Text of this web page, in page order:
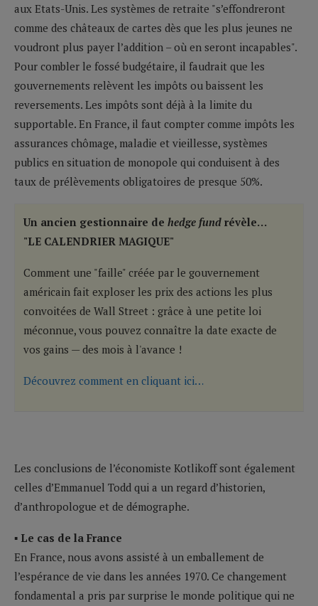
aux Etats-Unis. Les systèmes de retraite "s’effondreront
comme des châteaux de cartes dès que les plus jeunes ne
voudront plus payer l’addition – où en seront incapables".
Pour combler le fossé budgétaire, il faudrait que les
gouvernements relèvent les impôts ou baissent les
reversements. Les impôts sont déjà à la limite du
supportable. En France, il faut compter comme impôts les
assurances chômage, maladie et vieillesse, systèmes
publics en situation de monopole qui conduisent à des
taux de prélèvements obligatoires de presque 50%.
Un ancien gestionnaire de hedge fund révèle…
"LE CALENDRIER MAGIQUE"
Comment une "faille" créée par le gouvernement
américain fait exploser les prix des actions les plus
convoitées de Wall Street : grâce à une petite loi
méconnue, vous pouvez connaître la date exacte de
vos gains — des mois à l'avance !
Découvrez comment en cliquant ici…
Les conclusions de l’économiste Kotlikoff sont également
celles d’Emmanuel Todd qui a un regard d’historien,
d’anthropologue et de démographe.
▪ Le cas de la France
En France, nous avons assisté à un emballement de
l’espérance de vie dans les années 1970. Ce changement
fondamental a pris par surprise le monde politique qui ne